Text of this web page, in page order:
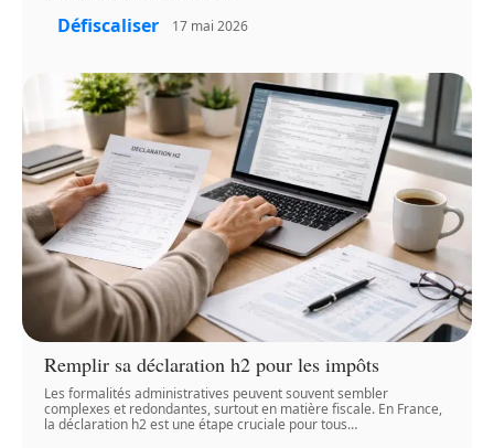
Défiscaliser 17 mai 2026
Remplir sa déclaration h2 pour les impôts
Les formalités administratives peuvent souvent sembler
complexes et redondantes, surtout en matière fiscale. En France,
la déclaration h2 est une étape cruciale pour tous…